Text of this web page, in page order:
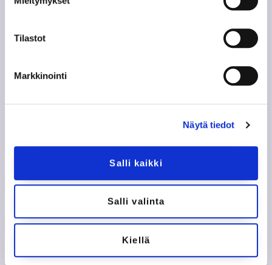
Tilastot
Markkinointi
Näytä tiedot
Salli kaikki
Salli valinta
Kiellä